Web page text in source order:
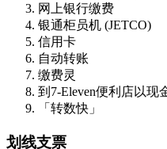
网上银行缴费
银通柜员机 (JETCO)
信用卡
自动转账
缴费灵
到7-Eleven便利店以现
「转数快」
划线支票